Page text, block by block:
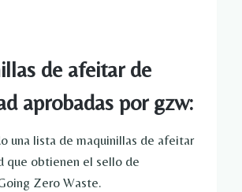
de afeitar de
aprobadas por gzw:
una lista de maquinillas de afeitar
que obtienen el sello de
Zero Waste.